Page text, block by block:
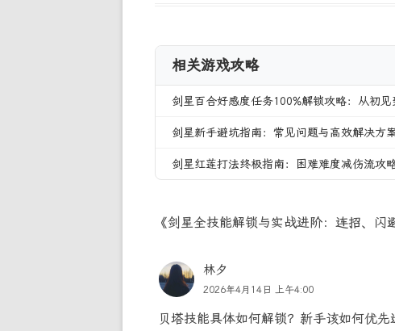
相关游戏攻略
剑星百合好感度任务100%解锁攻略：从初
剑星新手避坑指南：常见问题与高效解决方
剑星红莲打法终极指南：困难难度减伤流攻
《剑星全技能解锁与实战进阶：连招、闪
林夕
2026年4月14日 上午4:00
贝塔技能具体如何解锁？新手该如何优先